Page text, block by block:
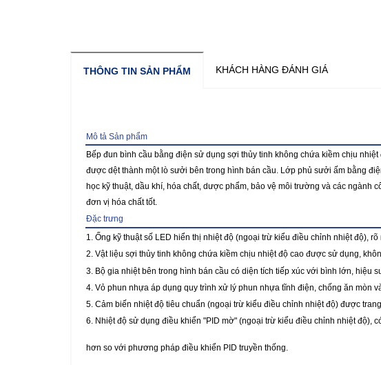
THÔNG TIN SẢN PHẨM KHÁCH HÀNG ĐÁNH GIÁ
Mô tả Sản phẩm
Bếp đun bình cầu bằng điện sử dụng sợi thủy tinh không chứa kiềm chịu
được dệt thành một lò sưởi bên trong hình bán cầu. Lớp phủ sưởi ấm bằng
học kỹ thuật, dầu khí, hóa chất, dược phẩm, bảo vệ môi trường và các
đơn vị hóa chất tốt.
Đặc trưng
1. Ống kỹ thuật số LED hiển thị nhiệt độ (ngoại trừ kiểu điều chỉnh nhiệt độ),
2. Vật liệu sợi thủy tinh không chứa kiềm chịu nhiệt độ cao được sử dụng,
3. Bộ gia nhiệt bên trong hình bán cầu có diện tích tiếp xúc với bình lớn, hiệu
4. Vỏ phun nhựa áp dụng quy trình xử lý phun nhựa tĩnh điện, chống ăn mòn
5. Cảm biến nhiệt độ tiêu chuẩn (ngoại trừ kiểu điều chỉnh nhiệt độ) được
6. Nhiệt độ sử dụng điều khiển "PID mờ" (ngoại trừ kiểu điều chỉnh nhiệt độ),
hơn so với phương pháp điều khiển PID truyền thống.